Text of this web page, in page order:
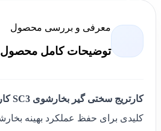
معرفی و بررسی محصول
توضیحات کامل محصول
کارتریج سختی گیر بخارشوی SC3 کارچر